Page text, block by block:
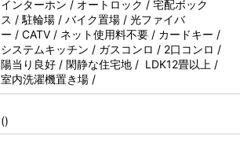
インターホン / オートロック / 宅配ボック
ス / 駐輪場 / バイク置場 / 光ファイバ
ー / CATV / ネット使用料不要 / カードキー /
システムキッチン / ガスコンロ / 2口コンロ /
陽当り良好 / 閑静な住宅地 / LDK12畳以上 /
室内洗濯機置き場 /
()